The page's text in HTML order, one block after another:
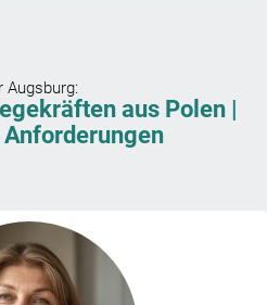
Augsburg:
aus Polen |